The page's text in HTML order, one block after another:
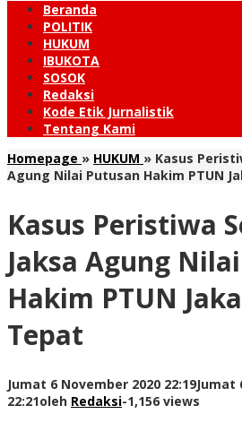
Beranda
POLITIK
HUKUM
IBUKOTA
SOSOK
Redaksi
Kode Etik Jurnalistik
Tentang Kami
Homepage » HUKUM » Kasus
Agung Nilai Putusan Hakim PTUN
Kasus Peristiwa
Jaksa Agung
Hakim PTUN
Tepat
Jumat 6 November 2020 22:19Jumat
22:21oleh Redaksi-1,156 views